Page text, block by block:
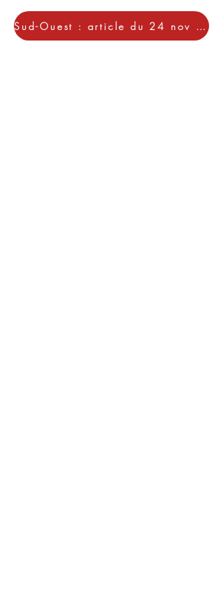
Sud-Ouest : article du 24 nov 2024. Cliquez ici !!!